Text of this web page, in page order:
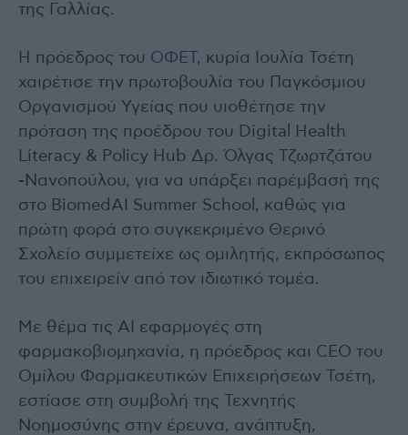
της Γαλλίας.
Η πρόεδρος του ΟΦΕΤ , κυρία Ιουλία Τσέτη
χαιρέτισε την πρωτοβουλία του Παγκόσμιου
Οργανισμού Υγείας που υιοθέτησε την
πρόταση της προέδρου του Digital Health
Literacy & Policy Hub Δρ. Όλγας Τζωρτζάτου
-Νανοπούλου, για να υπάρξει παρέμβασή της
στο BiomedAI Summer School, καθώς για
πρώτη φορά στο συγκεκριμένο Θερινό
Σχολείο συμμετείχε ως ομιλητής, εκπρόσωπος
του επιχειρείν από τον ιδιωτικό τομέα.
Με θέμα τις ΑΙ εφαρμογές στη
φαρμακοβιομηχανία, η πρόεδρος και CEO του
Ομίλου Φαρμακευτικών Επιχειρήσεων Τσέτη,
εστίασε στη συμβολή της Τεχνητής
Νοημοσύνης στην έρευνα, ανάπτυξη,